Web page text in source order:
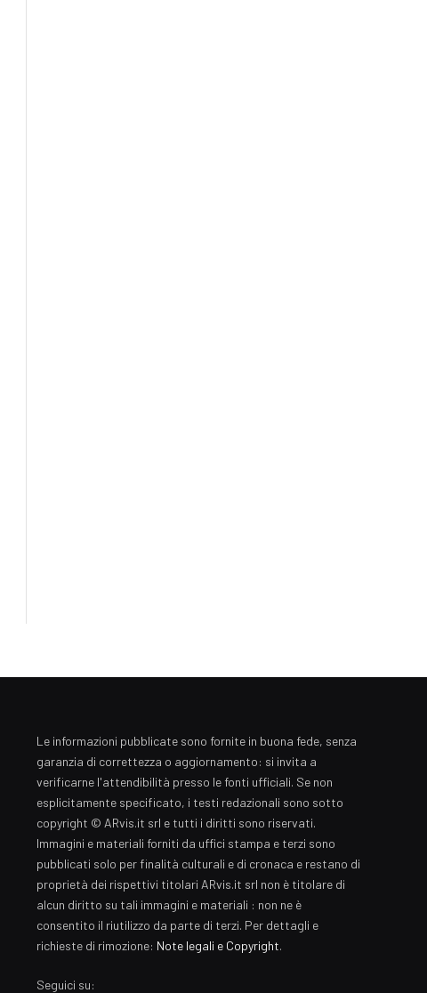
Le informazioni pubblicate sono fornite in buona fede, senza
garanzia di correttezza o aggiornamento: si invita a
verificarne l'attendibilità presso le fonti ufficiali. Se non
esplicitamente specificato, i testi redazionali sono sotto
copyright © ARvis.it srl e tutti i diritti sono riservati.
Immagini e materiali forniti da uffici stampa e terzi sono
pubblicati solo per finalità culturali e di cronaca e restano di
proprietà dei rispettivi titolari ARvis.it srl non è titolare di
alcun diritto su tali immagini e materiali : non ne è
consentito il riutilizzo da parte di terzi. Per dettagli e
richieste di rimozione: Note legali e Copyright.
Seguici su: